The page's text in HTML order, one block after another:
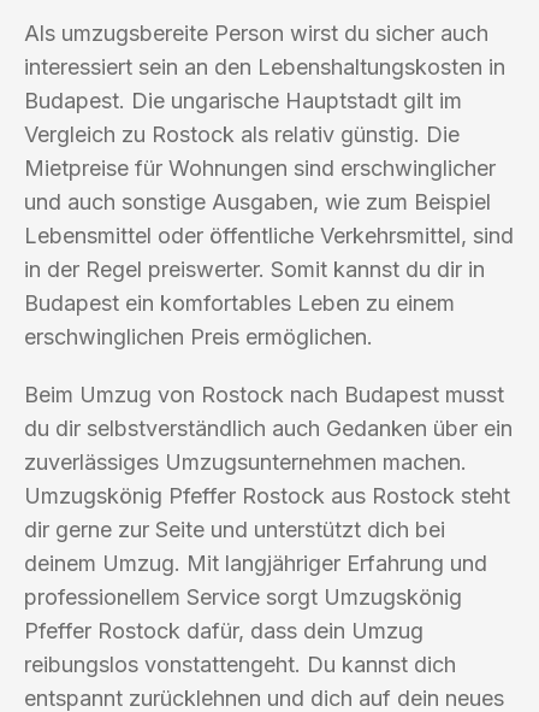
Als umzugsbereite Person wirst du sicher auch
interessiert sein an den Lebenshaltungskosten in
Budapest. Die ungarische Hauptstadt gilt im
Vergleich zu Rostock als relativ günstig. Die
Mietpreise für Wohnungen sind erschwinglicher
und auch sonstige Ausgaben, wie zum Beispiel
Lebensmittel oder öffentliche Verkehrsmittel, sind
in der Regel preiswerter. Somit kannst du dir in
Budapest ein komfortables Leben zu einem
erschwinglichen Preis ermöglichen.
Beim Umzug von Rostock nach Budapest musst
du dir selbstverständlich auch Gedanken über ein
zuverlässiges Umzugsunternehmen machen.
Umzugskönig Pfeffer Rostock aus Rostock steht
dir gerne zur Seite und unterstützt dich bei
deinem Umzug. Mit langjähriger Erfahrung und
professionellem Service sorgt Umzugskönig
Pfeffer Rostock dafür, dass dein Umzug
reibungslos vonstattengeht. Du kannst dich
entspannt zurücklehnen und dich auf dein neues